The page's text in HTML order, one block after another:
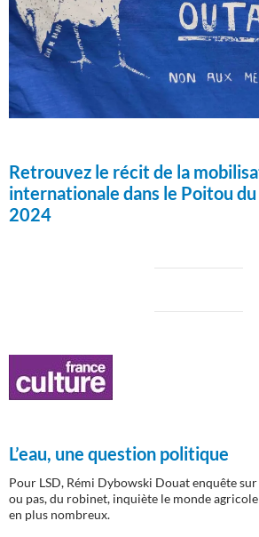
Retrouvez le récit de la
internationale dans le Poitou
2024
L’eau, une question politique
Pour LSD, Rémi Dybowski Douat enquête sur
ou pas, du robinet, inquiète le monde
en plus nombreux.